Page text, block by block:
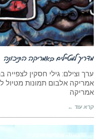
מדריך למטיילים באמריקה התיכונה
ערך וצילם: גילי חסקין
אמריקה אלבום תמונות מטיול
אמריקה
קרא עוד ←
הרצאות - אמריקה הלטינית